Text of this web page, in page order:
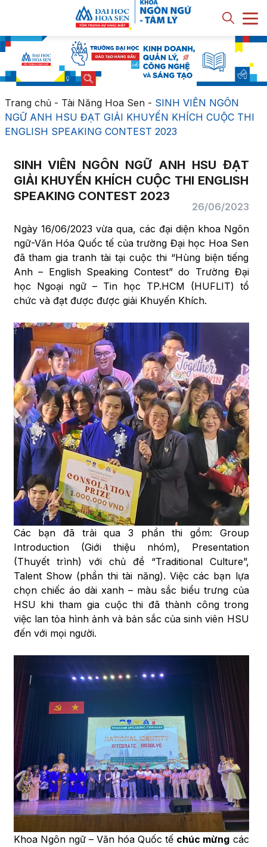
Trang chủ- Tài Năng Hoa Sen- SINH VIÊN NGÔN
NGỮ ANH HSU ĐẠT GIẢI KHUYẾN KHÍCH CUỘC THI
ENGLISH SPEAKING CONTEST 2023
SINH VIÊN NGÔN NGỮ ANH HSU ĐẠT
GIẢI KHUYẾN KHÍCH CUỘC THI ENGLISH
SPEAKING CONTEST 2023
26/06/2023
Ngày 16/06/2023 vừa qua, các đại diện khoa Ngôn
ngữ-Văn Hóa Quốc tế của trường Đại học Hoa Sen
đã tham gia tranh tài tại cuộc thi “Hùng biện tiếng
Anh – English Speaking Contest” do Trường Đại
học Ngoại ngữ – Tin học TP.HCM (HUFLIT) tổ
chức và đạt được được giải Khuyến Khích.
Các bạn đã trải qua 3 phần thi gồm: Group
Introduction (Giới thiệu nhóm), Presentation
(Thuyết trình) với chủ đề “Traditional Culture”,
Talent Show (phần thi tài năng). Việc các bạn lựa
chọn chiếc áo dài xanh – màu sắc biểu trưng của
HSU khi tham gia cuộc thi đã thành công trong
việc lan tỏa hình ảnh và bản sắc của sinh viên HSU
đến với mọi người.
Khoa Ngôn ngữ – Văn hóa Quốc tế chúc mừng các